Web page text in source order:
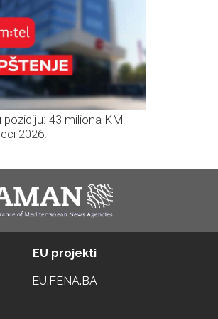
43 miliona KM
2026.
EU projekti
EU.FENA.BA